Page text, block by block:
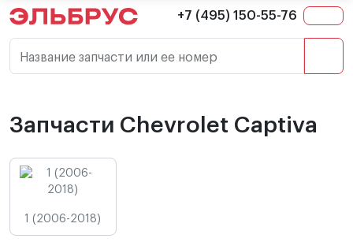
+7 (495) 150-55-76
Название запчасти или ее номер
Запчасти Chevrolet Captiva
1 (2006-2018)